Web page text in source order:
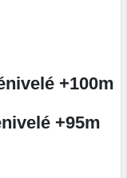
+100m
+95m